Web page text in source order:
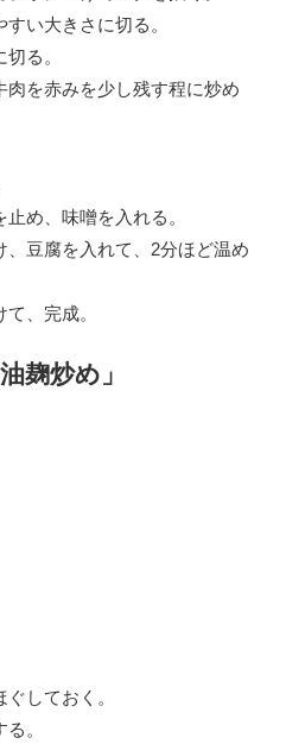
い大きさに切る。
る。
を赤みを少し残す程に炒め
め、味噌を入れる。
豆腐を入れて、2分ほど温め
、完成。
麹炒め」
しておく。
。